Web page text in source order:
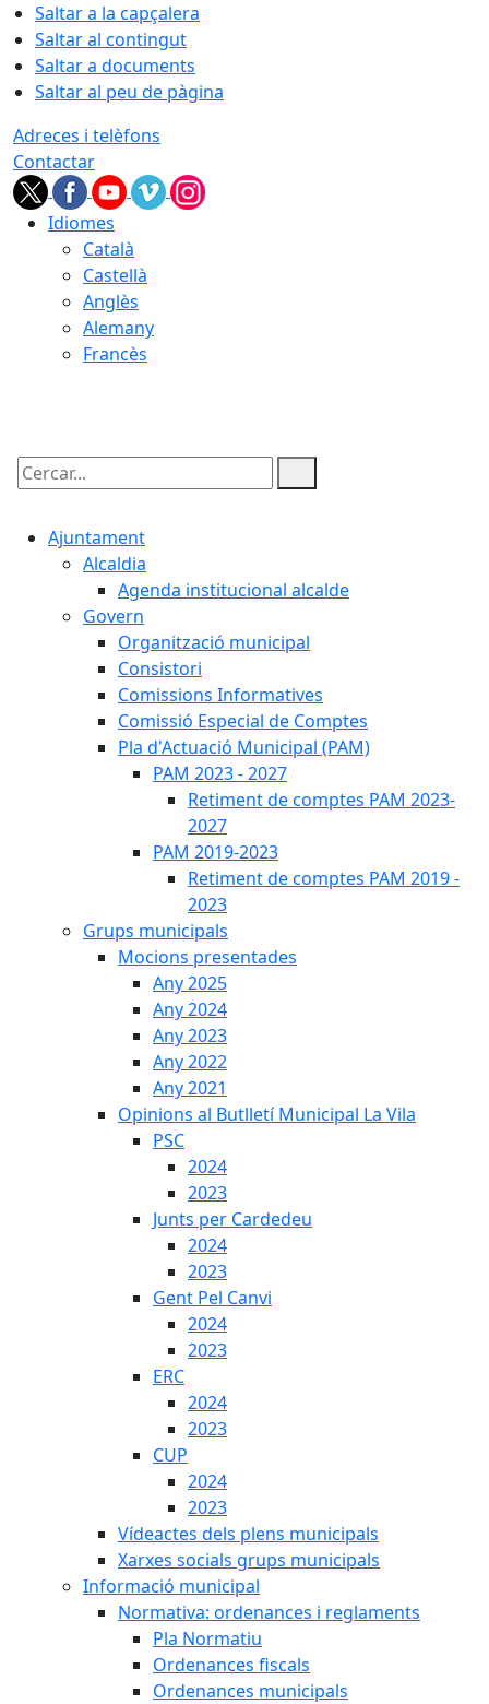
Saltar a la capçalera
Saltar al contingut
Saltar a documents
Saltar al peu de pàgina
Adreces i telèfons
Contactar
Idiomes
Català
Castellà
Anglès
Alemany
Francès
Cercar:
Ajuntament
Alcaldia
Agenda institucional alcalde
Govern
Organització municipal
Consistori
Comissions Informatives
Comissió Especial de Comptes
Pla d'Actuació Municipal (PAM)
PAM 2023 - 2027
Retiment de comptes PAM 2023-
2027
PAM 2019-2023
Retiment de comptes PAM 2019 -
2023
Grups municipals
Mocions presentades
Any 2025
Any 2024
Any 2023
Any 2022
Any 2021
Opinions al Butlletí Municipal La Vila
PSC
2024
2023
Junts per Cardedeu
2024
2023
Gent Pel Canvi
2024
2023
ERC
2024
2023
CUP
2024
2023
Vídeactes dels plens municipals
Xarxes socials grups municipals
Informació municipal
Normativa: ordenances i reglaments
Pla Normatiu
Ordenances fiscals
Ordenances municipals